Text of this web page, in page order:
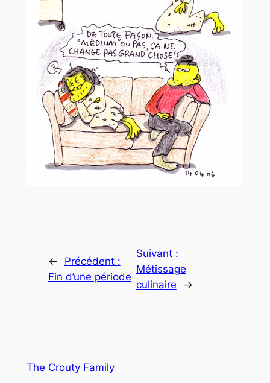
←
Précédent :
Fin d’une période
Suivant :
Métissage
culinaire
→
The Crouty Family